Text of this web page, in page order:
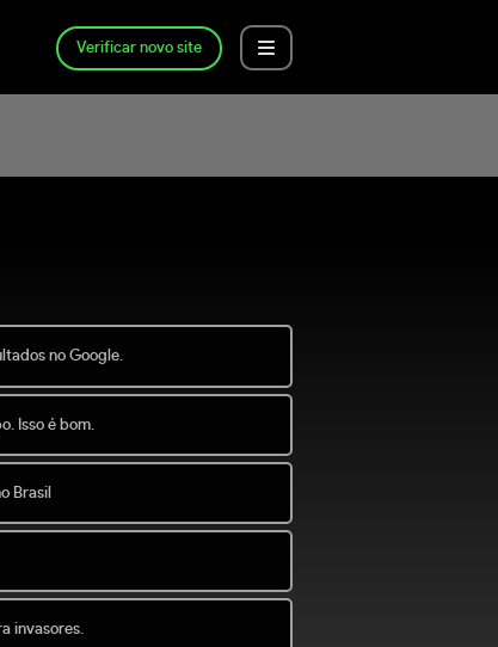
Verificar novo site
no Google.
Isso é bom.
Brasil
invasores.